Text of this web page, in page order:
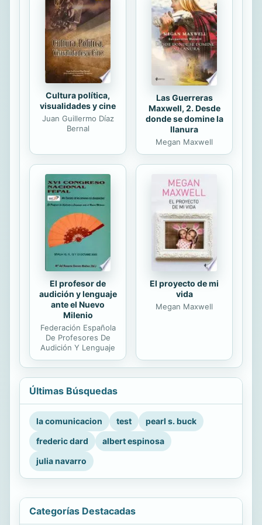
Cultura política,
visualidades y cine
Juan Guillermo Díaz
Bernal
Las Guerreras
Maxwell, 2. Desde
donde se domine la
llanura
Megan Maxwell
El profesor de
audición y lenguaje
ante el Nuevo
Milenio
Federación Española
De Profesores De
Audición Y Lenguaje
El proyecto de mi
vida
Megan Maxwell
Últimas Búsquedas
la comunicacion test
pearl s. buck
frederic dard
albert espinosa
julia navarro
Categorías Destacadas